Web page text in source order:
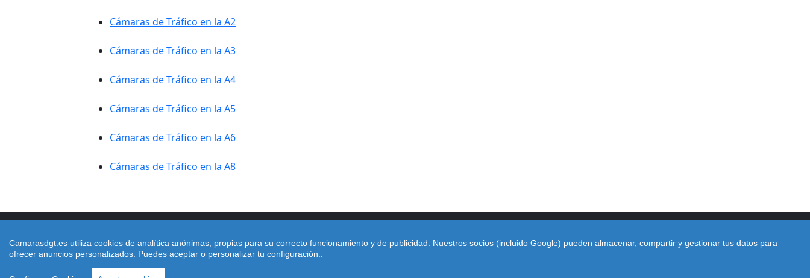
Cámaras de Tráfico en la A2
Cámaras de Tráfico en la A3
Cámaras de Tráfico en la A4
Cámaras de Tráfico en la A5
Cámaras de Tráfico en la A6
Cámaras de Tráfico en la A8
Copyright © https://www.camarasdgt.es/ 2026 |Política de Cookies|Aviso Legal|Camaras DGT Madrid| Camaras DGT Huesca|Camaras DGT
Camarasdgt.es utiliza cookies de analítica anónimas, propias para su correcto funcionamiento y de publicidad. Nuestros socios (incluido Google) pueden almacenar, compartir y gestionar tus datos para
ofrecer anuncios personalizados. Puedes aceptar o personalizar tu configuración.: